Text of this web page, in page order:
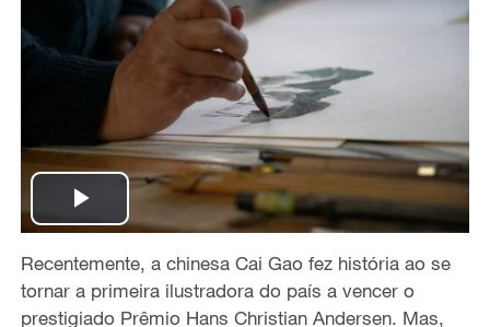
P
l
Recentemente, a chinesa Cai Gao fez história ao se
tornar a primeira ilustradora do país a vencer o
prestigiado Prêmio Hans Christian Andersen. Mas,